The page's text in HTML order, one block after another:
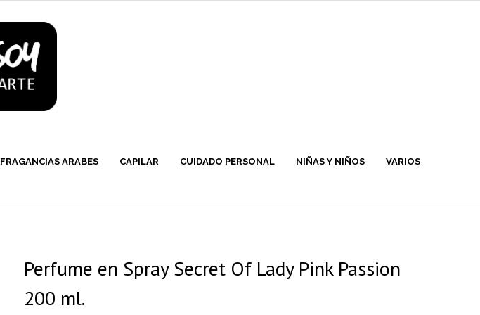
FRAGANCIAS ARABES CAPILAR CUIDADO PERSONAL NIÑAS Y NIÑOS VARIOS
Perfume en Spray Secret Of Lady Pink Passion
200 ml.